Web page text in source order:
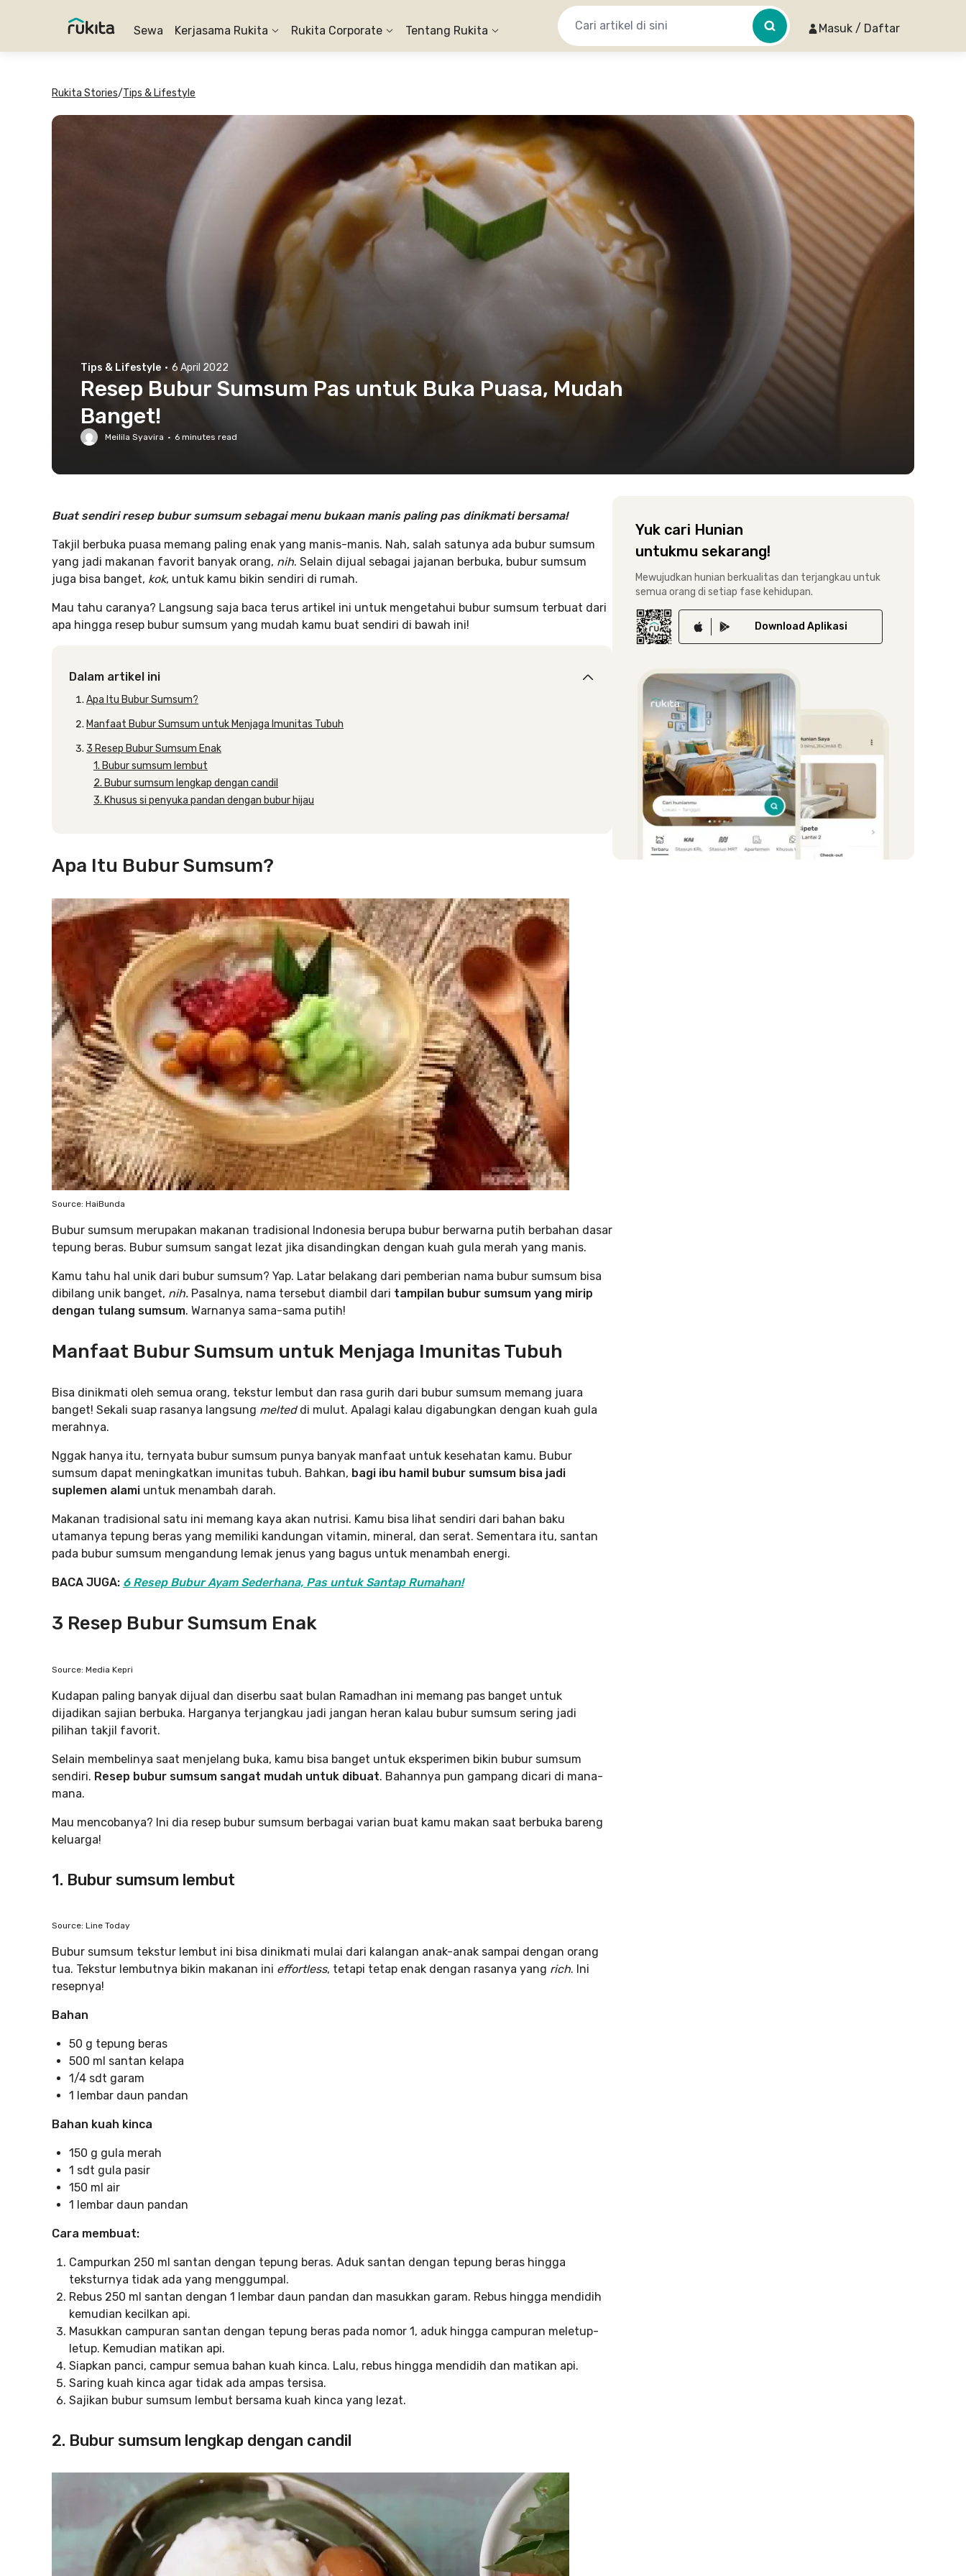
Sewa Kerjasama Rukita Rukita Corporate Tentang Rukita Masuk / Daftar
Rukita Stories/Tips & Lifestyle
Tips & Lifestyle · 6 April 2022
Resep Bubur Sumsum Pas untuk Buka Puasa, Mudah
Banget!
Meilila Syavira · 6 minutes read
Buat sendiri resep bubur sumsum sebagai menu bukaan manis paling pas dinikmati bersama!
Takjil berbuka puasa memang paling enak yang manis-manis. Nah, salah satunya ada bubur sumsum
yang jadi makanan favorit banyak orang, nih. Selain dijual sebagai jajanan berbuka, bubur sumsum
juga bisa banget, kok, untuk kamu bikin sendiri di rumah.
Mau tahu caranya? Langsung saja baca terus artikel ini untuk mengetahui bubur sumsum terbuat dari
apa hingga resep bubur sumsum yang mudah kamu buat sendiri di bawah ini!
Dalam artikel ini
Apa Itu Bubur Sumsum?
Manfaat Bubur Sumsum untuk Menjaga Imunitas Tubuh
3 Resep Bubur Sumsum Enak
1. Bubur sumsum lembut
2. Bubur sumsum lengkap dengan candil
3. Khusus si penyuka pandan dengan bubur hijau
Apa Itu Bubur Sumsum?
Source: HaiBunda
Bubur sumsum merupakan makanan tradisional Indonesia berupa bubur berwarna putih berbahan dasar
tepung beras. Bubur sumsum sangat lezat jika disandingkan dengan kuah gula merah yang manis.
Kamu tahu hal unik dari bubur sumsum? Yap. Latar belakang dari pemberian nama bubur sumsum bisa
dibilang unik banget, nih. Pasalnya, nama tersebut diambil dari tampilan bubur sumsum yang mirip
dengan tulang sumsum. Warnanya sama-sama putih!
Manfaat Bubur Sumsum untuk Menjaga Imunitas Tubuh
Bisa dinikmati oleh semua orang, tekstur lembut dan rasa gurih dari bubur sumsum memang juara
banget! Sekali suap rasanya langsung melted di mulut. Apalagi kalau digabungkan dengan kuah gula
merahnya.
Nggak hanya itu, ternyata bubur sumsum punya banyak manfaat untuk kesehatan kamu. Bubur
sumsum dapat meningkatkan imunitas tubuh. Bahkan, bagi ibu hamil bubur sumsum bisa jadi
suplemen alami untuk menambah darah.
Makanan tradisional satu ini memang kaya akan nutrisi. Kamu bisa lihat sendiri dari bahan baku
utamanya tepung beras yang memiliki kandungan vitamin, mineral, dan serat. Sementara itu, santan
pada bubur sumsum mengandung lemak jenus yang bagus untuk menambah energi.
BACA JUGA: 6 Resep Bubur Ayam Sederhana, Pas untuk Santap Rumahan!
3 Resep Bubur Sumsum Enak
Source: Media Kepri
Kudapan paling banyak dijual dan diserbu saat bulan Ramadhan ini memang pas banget untuk
dijadikan sajian berbuka. Harganya terjangkau jadi jangan heran kalau bubur sumsum sering jadi
pilihan takjil favorit.
Selain membelinya saat menjelang buka, kamu bisa banget untuk eksperimen bikin bubur sumsum
sendiri. Resep bubur sumsum sangat mudah untuk dibuat. Bahannya pun gampang dicari di mana-
mana.
Mau mencobanya? Ini dia resep bubur sumsum berbagai varian buat kamu makan saat berbuka bareng
keluarga!
1. Bubur sumsum lembut
Source: Line Today
Bubur sumsum tekstur lembut ini bisa dinikmati mulai dari kalangan anak-anak sampai dengan orang
tua. Tekstur lembutnya bikin makanan ini effortless, tetapi tetap enak dengan rasanya yang rich. Ini
resepnya!
Bahan
50 g tepung beras
500 ml santan kelapa
1/4 sdt garam
1 lembar daun pandan
Bahan kuah kinca
150 g gula merah
1 sdt gula pasir
150 ml air
1 lembar daun pandan
Cara membuat:
Campurkan 250 ml santan dengan tepung beras. Aduk santan dengan tepung beras hingga
teksturnya tidak ada yang menggumpal.
Rebus 250 ml santan dengan 1 lembar daun pandan dan masukkan garam. Rebus hingga mendidih
kemudian kecilkan api.
Masukkan campuran santan dengan tepung beras pada nomor 1, aduk hingga campuran meletup-
letup. Kemudian matikan api.
Siapkan panci, campur semua bahan kuah kinca. Lalu, rebus hingga mendidih dan matikan api.
Saring kuah kinca agar tidak ada ampas tersisa.
Sajikan bubur sumsum lembut bersama kuah kinca yang lezat.
2. Bubur sumsum lengkap dengan candil
Yuk cari Hunian
untukmu sekarang!
Mewujudkan hunian berkualitas dan terjangkau untuk
semua orang di setiap fase kehidupan.
Download Aplikasi